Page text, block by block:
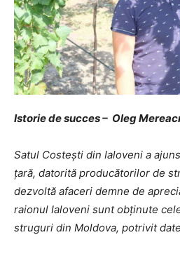
Istorie de succes – Oleg
Satul Costești din Ialoveni a
țară, datorită producătorilor de
dezvoltă afaceri demne de
raionul Ialoveni sunt obținute
struguri din Moldova, potrivit